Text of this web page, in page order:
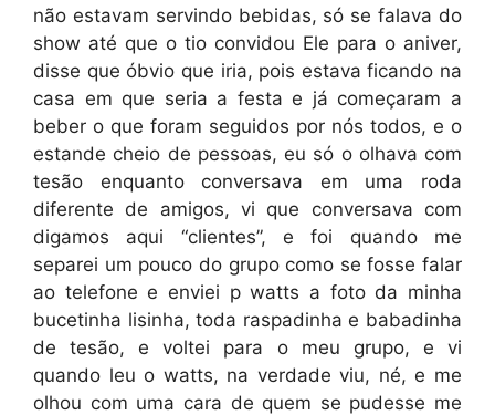
não estavam servindo bebidas, só se falava do
show até que o tio convidou Ele para o aniver,
disse que óbvio que iria, pois estava ficando na
casa em que seria a festa e já começaram a
beber o que foram seguidos por nós todos, e o
estande cheio de pessoas, eu só o olhava com
tesão enquanto conversava em uma roda
diferente de amigos, vi que conversava com
digamos aqui “clientes”, e foi quando me
separei um pouco do grupo como se fosse falar
ao telefone e enviei p watts a foto da minha
bucetinha lisinha, toda raspadinha e babadinha
de tesão, e voltei para o meu grupo, e vi
quando leu o watts, na verdade viu, né, e me
olhou com uma cara de quem se pudesse me